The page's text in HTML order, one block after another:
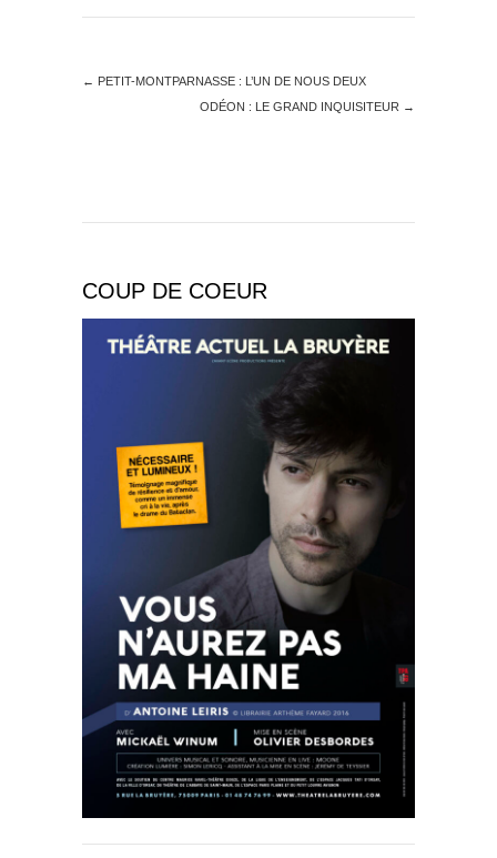
← PETIT-MONTPARNASSE : L’UN DE NOUS DEUX
ODÉON : LE GRAND INQUISITEUR →
COUP DE COEUR